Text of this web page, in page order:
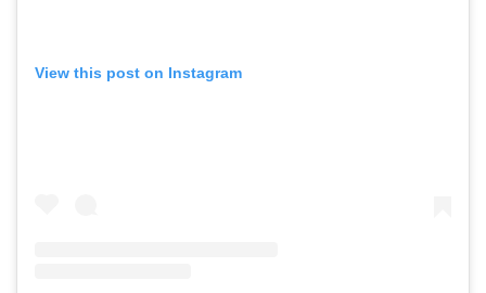
View this post on Instagram